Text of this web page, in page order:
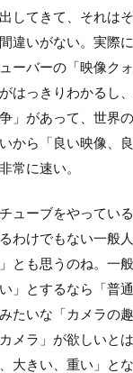
してきて、それは
違いがない。実際
ーバーの「映像ク
はっきりわかるし
」があって、世界
から「良い映像、
常に速い。
ューブをやってい
わけでもない一般
とも思うのね。一
」とするなら「普
たいな「カメラの
メラ」が欲しいと
大きい、重い」と